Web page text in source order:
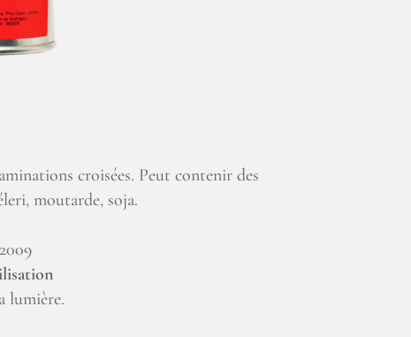
croisées. Peut contenir des
moutarde, soja.
lumière.